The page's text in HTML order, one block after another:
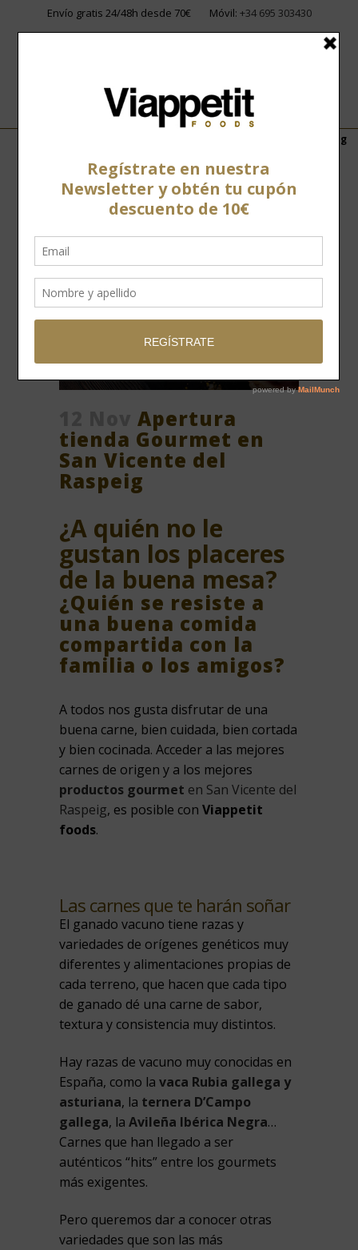
Envío gratis 24/48h desde 70€ Móvil: +34 695 303430
Apertura tienda Gourmet en San Vicente del Raspeig
Apertura
tienda Gourmet en
San Vicente del
Raspeig
¿A quién no le
gustan los placeres
de la buena mesa?
¿Quién se resiste a
una buena comida
compartida con la
familia o los amigos?
A todos nos gusta disfrutar de una
buena carne, bien cuidada, bien cortada
y bien cocinada. Acceder a las mejores
carnes de origen y a los mejores
productos gourmet en San Vicente del
Raspeig, es posible con Viappetit
foods.
Las carnes que te harán soñar
El ganado vacuno tiene razas y
variedades de orígenes genéticos muy
diferentes y alimentaciones propias de
cada terreno, que hacen que cada tipo
de ganado dé una carne de sabor,
textura y consistencia muy distintos.
Hay razas de vacuno muy conocidas en
España, como la vaca Rubia gallega y
asturiana, la ternera D’Campo
gallega, la Avileña Ibérica Negra…
Carnes que han llegado a ser
auténticos “hits” entre los gourmets
más exigentes.
Pero queremos dar a conocer otras
variedades que son las más